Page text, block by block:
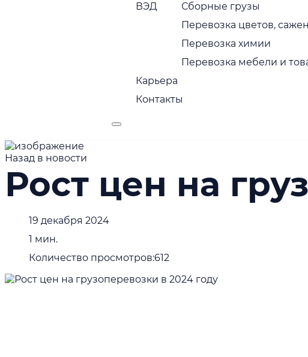
ВЭД
Сборные грузы
Перевозка цветов,
Перевозка химии
Перевозка мебели и
Карьера
Контакты
Назад в новости
Рост цен на
19 декабря 2024
1 мин.
Количество просмотров:612